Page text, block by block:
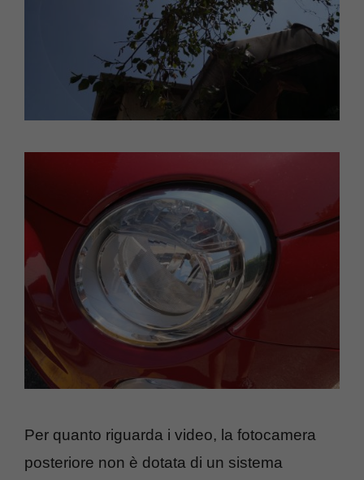
Per quanto riguarda i video, la fotocamera
posteriore non è dotata di un sistema